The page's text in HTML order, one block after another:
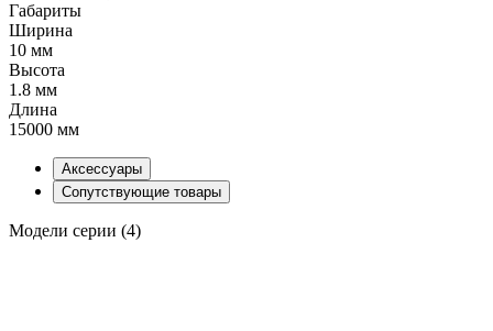
Габариты
Ширина
10 мм
Высота
1.8 мм
Длина
15000 мм
Аксессуары
Сопутствующие товары
Модели серии (4)